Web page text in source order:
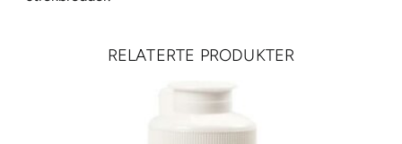
RELATERTE PRODUKTER